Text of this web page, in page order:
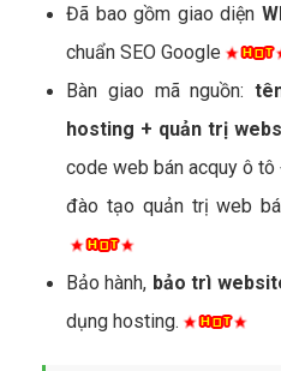
Đã bao gồm giao diện
chuẩn SEO Google
Bàn giao mã nguồn:
hosting + quản trị
code web bán acquy ô
đào tạo quản trị web
Bảo hành, bảo trì
dụng hosting.